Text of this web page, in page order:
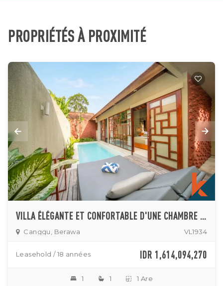
PROPRIÉTÉS À PROXIMITÉ
VILLA ÉLÉGANTE ET CONFORTABLE D'UNE CHAMBRE À VENDRE À BERAWA
Canggu, Berawa VL1934
Leasehold / 18 années IDR 1,614,094,270
1 1 1 Are